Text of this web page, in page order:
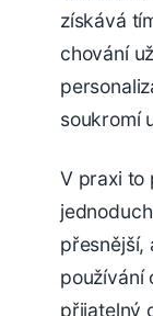
získává
chování
soukromí
V praxi to
přesnější,
používání
přijatelný